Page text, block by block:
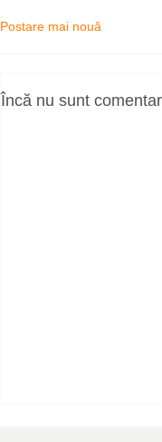
Postare mai nouă
Încă nu sunt